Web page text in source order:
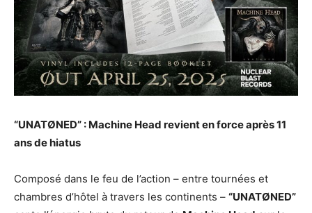
“UNATØNED” : Machine Head revient en force après 11
ans de hiatus
Composé dans le feu de l’action – entre tournées et
chambres d’hôtel à travers les continents – “UNATØNED”